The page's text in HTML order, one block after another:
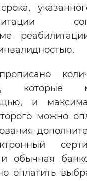
которые
и
можно
обычная
оплатить